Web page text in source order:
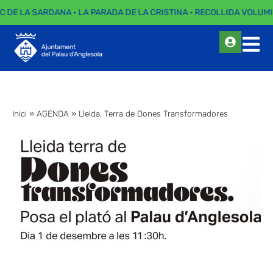
DE LA SARDANA · LA PARADA DE LA CRISTINA · RECOLLIDA
Inici » AGENDA » Lleida, Terra de Dones Transformadores